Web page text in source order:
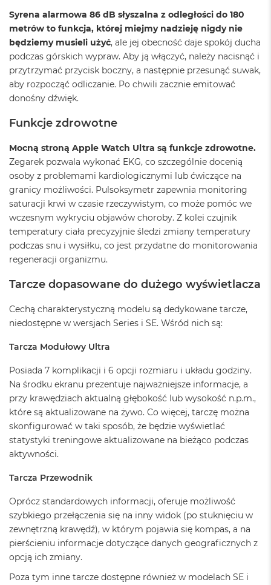
r
G
w
i
e
z
d
n
s
r
o
ś
ć
M
a
c
B
o
P
o
r
b
n
y
e
d
ł
u
p
a
i
ę
c
R
A
Syrena alarmowa 86 dB słyszalna z odległości do 180
metrów to funkcja, której miejmy nadzieję nigdy nie
będziemy musieli użyć, ale jej obecność daje spokój ducha
podczas górskich wypraw. Aby ją włączyć, należy nacisnąć i
przytrzymać przycisk boczny, a następnie przesunąć suwak,
aby rozpocząć odliczanie. Po chwili zacznie emitować
donośny dźwięk.
Funkcje zdrowotne
Mocną stroną Apple Watch Ultra są funkcje zdrowotne.
Zegarek pozwala wykonać EKG, co szczególnie docenią
osoby z problemami kardiologicznymi lub ćwiczące na
granicy możliwości. Pulsoksymetr zapewnia monitoring
saturacji krwi w czasie rzeczywistym, co może pomóc we
wczesnym wykryciu objawów choroby. Z kolei czujnik
temperatury ciała precyzyjnie śledzi zmiany temperatury
podczas snu i wysiłku, co jest przydatne do monitorowania
regeneracji organizmu.
Tarcze dopasowane do dużego wyświetlacza
Cechą charakterystyczną modelu są dedykowane tarcze,
niedostępne w wersjach Series i SE. Wśród nich są:
Tarcza Modułowy Ultra
Posiada 7 komplikacji i 6 opcji rozmiaru i układu godziny.
Na środku ekranu prezentuje najważniejsze informacje, a
przy krawędziach aktualną głębokość lub wysokość n.p.m.,
które są aktualizowane na żywo. Co więcej, tarczę można
skonfigurować w taki sposób, że będzie wyświetlać
statystyki treningowe aktualizowane na bieżąco podczas
aktywności.
Tarcza Przewodnik
Oprócz standardowych informacji, oferuje możliwość
szybkiego przełączenia się na inny widok (po stuknięciu w
zewnętrzną krawędź), w którym pojawia się kompas, a na
pierścieniu informacje dotyczące danych geograficznych z
opcją ich zmiany.
Poza tym inne tarcze dostępne również w modelach SE i